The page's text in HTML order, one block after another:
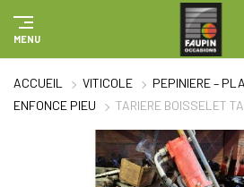
MENU
ACCUEIL VITICOLE PEPINIERE –
ENFONCE PIEU
TARIERE BOISSELET
Panneau de gestion des cookies